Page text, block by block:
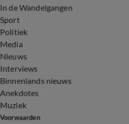
In de Wandelgangen
Sport
Politiek
Media
Nieuws
Interviews
Binnenlands nieuws
Anekdotes
Muziek
Voorwaarden